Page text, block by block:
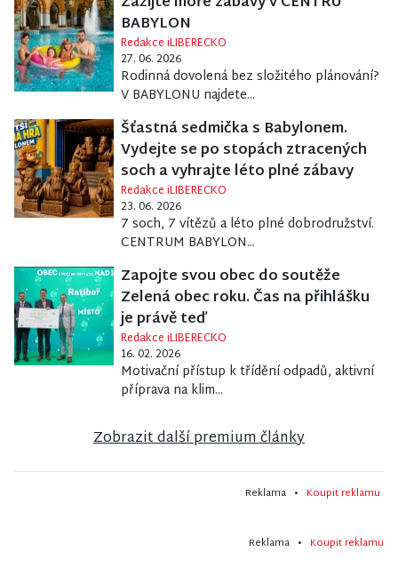
BABYLON
Redakce iLIBERECKO
27. 06. 2026
Rodinná dovolená bez složitého plánování?
V BABYLONU najdete...
Šťastná sedmička s Babylonem.
Vydejte se po stopách ztracených
soch a vyhrajte léto plné zábavy
Redakce iLIBERECKO
23. 06. 2026
7 soch, 7 vítězů a léto plné dobrodružství.
CENTRUM BABYLON...
Zapojte svou obec do soutěže
Zelená obec roku. Čas na přihlášku
je právě teď
Redakce iLIBERECKO
16. 02. 2026
Motivační přístup k třídění odpadů, aktivní
příprava na klim...
Zobrazit další premium články
Reklama • Koupit reklamu
Reklama • Koupit reklamu